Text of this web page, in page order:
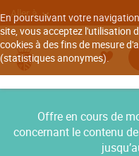
En poursuivant votre
site, vous acceptez l'utilisation
cookies à des fins de mesure
(statistiques anonymes).
Aller à
Offre en cours de
concernant le contenu